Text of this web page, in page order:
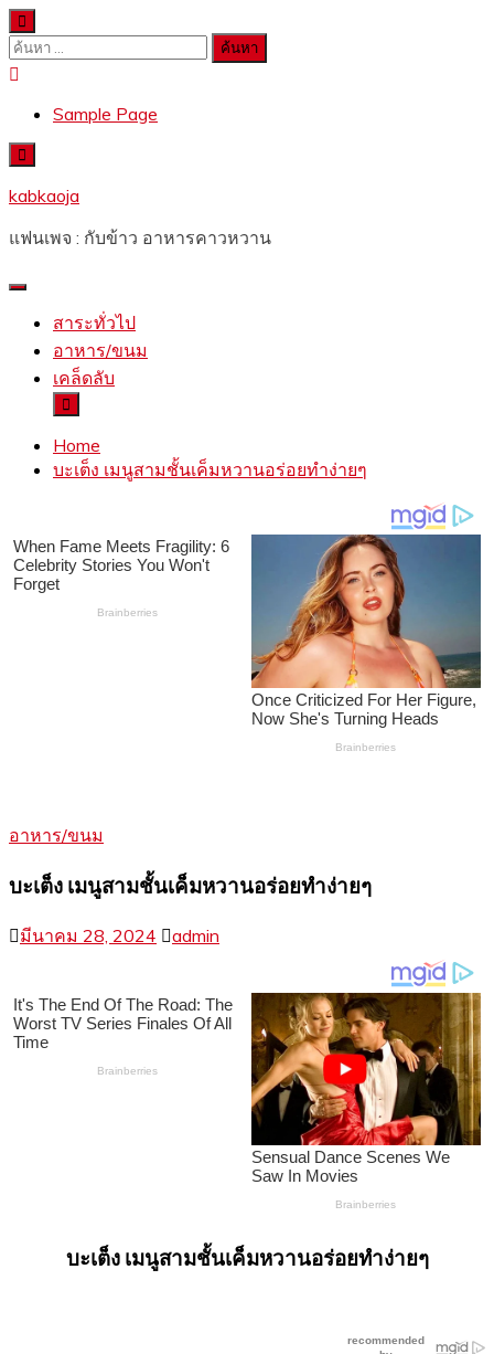
Skip
to
content
ค้นหา
สำหรับ:
Sample Page
kabkaoja
แฟนเพจ : กับข้าว อาหารคาวหวาน
สาระทั่วไป
อาหาร/ขนม
เคล็ดลับ
Home
บะเต็ง เมนูสามชั้นเค็มหวานอร่อยทำง่ายๆ
อาหาร/ขนม
บะเต็ง เมนูสามชั้นเค็มหวานอร่อยทำง่ายๆ
มีนาคม 28, 2024 admin
บะเต็ง เมนูสามชั้นเค็มหวานอร่อยทำง่ายๆ